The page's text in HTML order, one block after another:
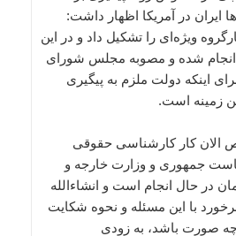
ایران در آمریکا اظهار داشت:
ویژه‌ای را تشکیل داد و در این
انجام شده و مصوبه مجلس شورای
اینکه دولت ملزم به پیگیری
زمینه است.
الان کار کارشناسی حقوقی
جمهوری و وزارت خارجه و
در حال انجام است و انشاءالله
با این مسئله و نحوه شکایت
چه صورت باشد، به زودی